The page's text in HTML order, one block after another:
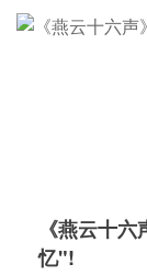
《燕云十
忆"!